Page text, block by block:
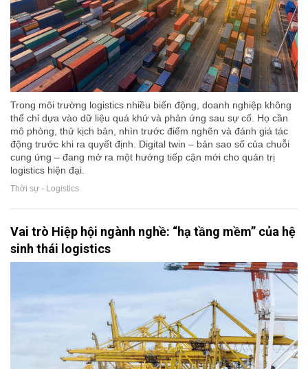
Trong môi trường logistics nhiều biến động, doanh nghiệp không
thể chỉ dựa vào dữ liệu quá khứ và phản ứng sau sự cố. Họ cần
mô phỏng, thử kịch bản, nhìn trước điểm nghẽn và đánh giá tác
động trước khi ra quyết định. Digital twin – bản sao số của chuỗi
cung ứng – đang mở ra một hướng tiếp cận mới cho quản trị
logistics hiện đại.
Thời sự - Logistics
Vai trò Hiệp hội ngành nghề: “hạ tầng mềm” của hệ
sinh thái logistics